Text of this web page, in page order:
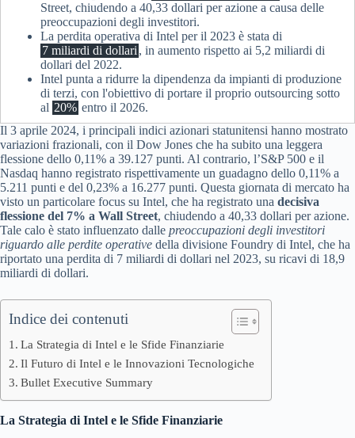
Street, chiudendo a 40,33 dollari per azione a causa delle
preoccupazioni degli investitori.
La perdita operativa di Intel per il 2023 è stata di
7 miliardi di dollari , in aumento rispetto ai 5,2 miliardi di
dollari del 2022.
Intel punta a ridurre la dipendenza da impianti di produzione
di terzi, con l'obiettivo di portare il proprio outsourcing sotto
al 20% entro il 2026.
Il 3 aprile 2024, i principali indici azionari statunitensi hanno mostrato
variazioni frazionali, con il Dow Jones che ha subito una leggera
flessione dello 0,11% a 39.127 punti. Al contrario, l’S&P 500 e il
Nasdaq hanno registrato rispettivamente un guadagno dello 0,11% a
5.211 punti e del 0,23% a 16.277 punti. Questa giornata di mercato ha
visto un particolare focus su Intel, che ha registrato una decisiva
flessione del 7% a Wall Street, chiudendo a 40,33 dollari per azione.
Tale calo è stato influenzato dalle preoccupazioni degli investitori
riguardo alle perdite operative della divisione Foundry di Intel, che ha
riportato una perdita di 7 miliardi di dollari nel 2023, su ricavi di 18,9
miliardi di dollari.
Indice dei contenuti
La Strategia di Intel e le Sfide Finanziarie
Il Futuro di Intel e le Innovazioni Tecnologiche
Bullet Executive Summary
La Strategia di Intel e le Sfide Finanziarie